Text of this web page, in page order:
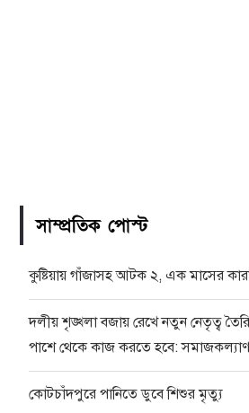
সাম্প্রতিক পোস্ট
কুষ্টিয়ায় গাঁজাসহ আটক ২, এক মাসের
দলীয় শৃঙ্খলা বজায় রেখে নতুন নেতৃত্ব
পাশে থেকে কাজ করতে হবে: সমাজকল্যাণ
কোটচাঁদপুরে পানিতে ডুবে শিশুর মৃত্যু